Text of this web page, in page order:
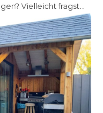
Vielleicht fragst...